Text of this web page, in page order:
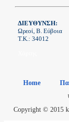
ΔΙΕΥΘΥΝΣΗ:
Ωρεοί, Β. Εύβοια
Τ.Κ.: 34012
Home
Copyright © 2015